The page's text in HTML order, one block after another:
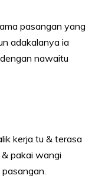
pasangan yang
adakalanya ia
nawaitu
kerja tu & terasa
pakai wangi